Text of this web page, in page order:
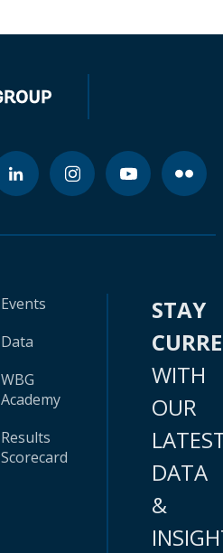
Events
Data
WBG
Academy
Results
Scorecard
STAY
WITH
OUR
DATA
&